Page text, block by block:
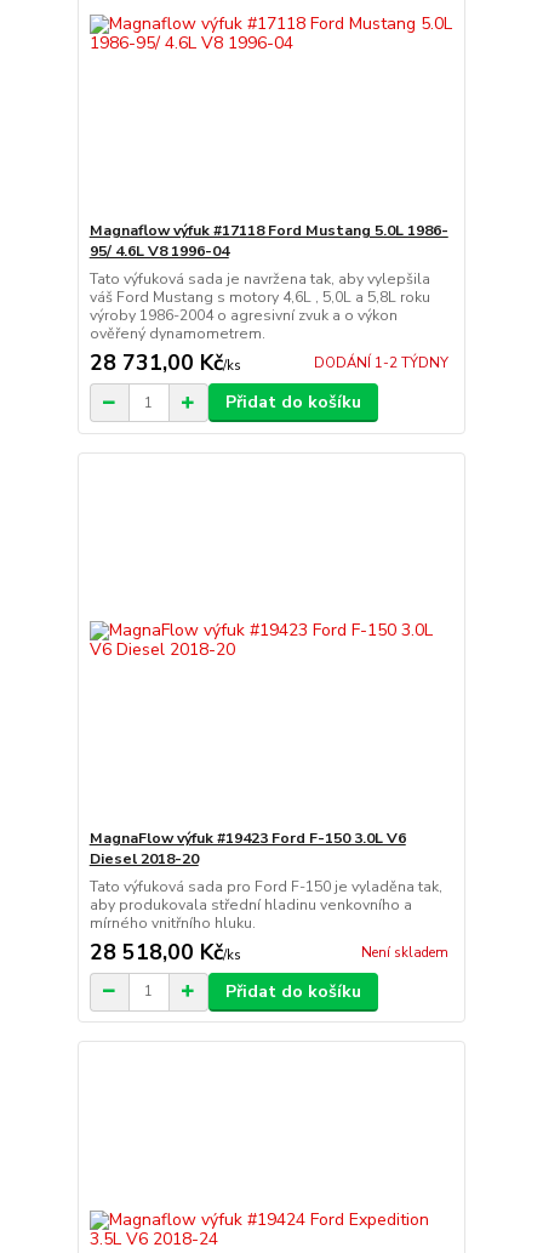
Magnaflow výfuk #17118 Ford Mustang 5.0L 1986-
95/ 4.6L V8 1996-04
Tato výfuková sada je navržena tak, aby vylepšila
váš Ford Mustang s motory 4,6L , 5,0L a 5,8L roku
výroby 1986-2004 o agresivní zvuk a o výkon
ověřený dynamometrem.
28 731,00 Kč/ks DODÁNÍ 1-2 TÝDNY
Přidat do košíku
MagnaFlow výfuk #19423 Ford F-150 3.0L V6
Diesel 2018-20
Tato výfuková sada pro Ford F-150 je vyladěna tak,
aby produkovala střední hladinu venkovního a
mírného vnitřního hluku.
28 518,00 Kč/ks Není skladem
Přidat do košíku